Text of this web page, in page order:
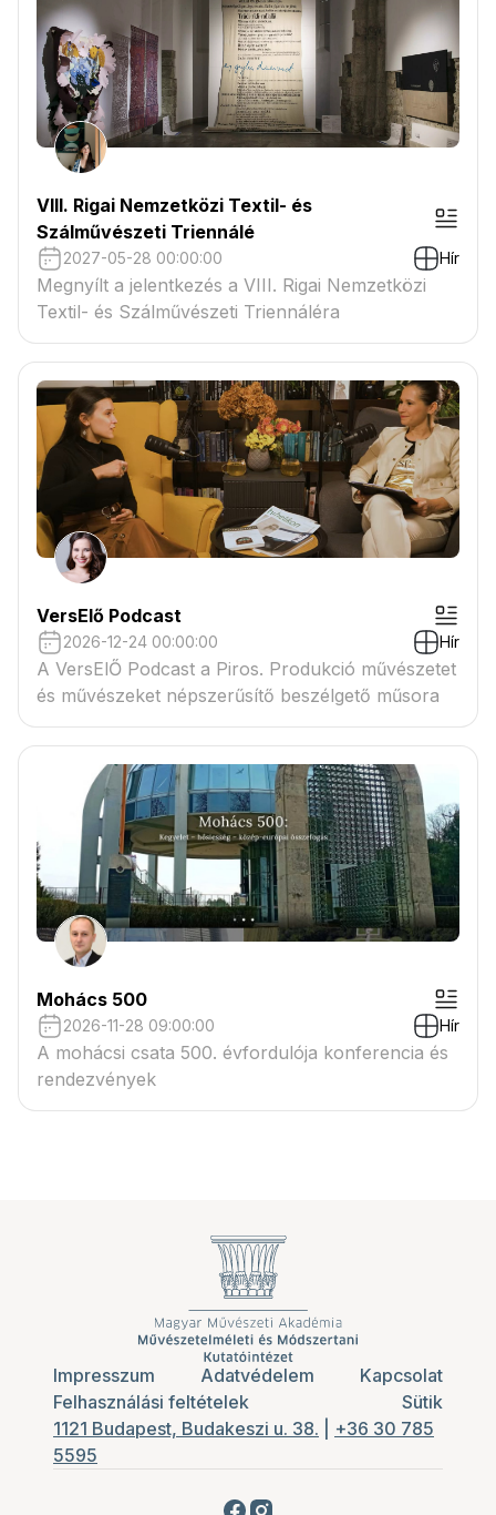
VIII. Rigai Nemzetközi Textil- és
Szálművészeti Triennálé
2027-05-28 00:00:00 Hír
Megnyílt a jelentkezés a VIII. Rigai Nemzetközi
Textil- és Szálművészeti Triennáléra
VersElő Podcast
2026-12-24 00:00:00 Hír
A VersElŐ Podcast a Piros. Produkció művészetet
és művészeket népszerűsítő beszélgető műsora
Mohács 500
2026-11-28 09:00:00 Hír
A mohácsi csata 500. évfordulója konferencia és
rendezvények
Impresszum Adatvédelem
Kapcsolat
Felhasználási feltételek
Sütik
1121 Budapest, Budakeszi u. 38.
+36 30 785
5595